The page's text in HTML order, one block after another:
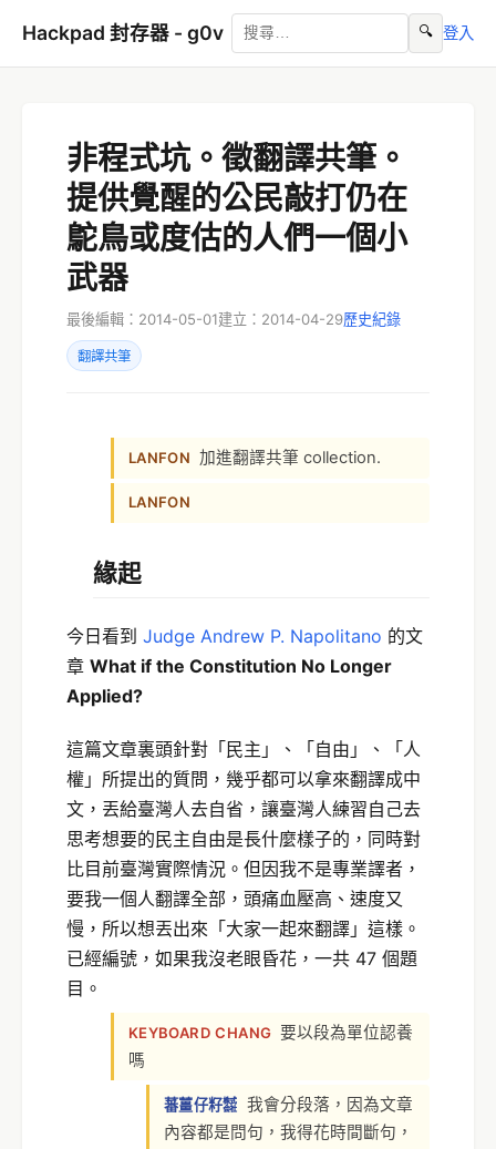
Hackpad 封存器 - g0v 🔍 登入
非程式坑。徵翻譯共筆。
提供覺醒的公民敲打仍在
鴕鳥或度估的人們一個小
武器
最後編輯：2014-05-01建立：2014-04-29歷史紀錄
翻譯共筆
LANFON 加進翻譯共筆 collection.
LANFON
緣起
今日看到 Judge Andrew P. Napolitano 的文
章 What if the Constitution No Longer
Applied?
這篇文章裏頭針對「民主」、「自由」、「人
權」所提出的質問，幾乎都可以拿來翻譯成中
文，丟給臺灣人去自省，讓臺灣人練習自己去
思考想要的民主自由是長什麼樣子的，同時對
比目前臺灣實際情況。但因我不是專業譯者，
要我一個人翻譯全部，頭痛血壓高、速度又
慢，所以想丟出來「大家一起來翻譯」這樣。
已經編號，如果我沒老眼昏花，一共 47 個題
目。
KEYBOARD CHANG 要以段為單位認養
嗎
蕃薑仔籽㍿ 我會分段落，因為文章
內容都是問句，我得花時間斷句，